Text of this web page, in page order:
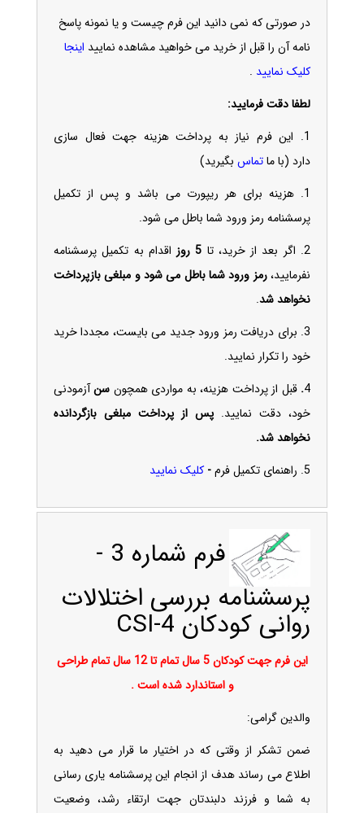
در صورتی که نمی دانید این فرم چیست و یا نمونه پاسخ
نامه آن را قبل از خرید می خواهید مشاهده نمایید اینجا
کلیک نمایید .
لطفا دقت فرمایید:
1.
این فرم نیاز به پرداخت هزینه جهت فعال سازی
دارد (با ماتماس بگیرید)
1. هزینه برای هر ریپورت می باشد و پس از تکمیل
پرسشنامه رمز ورود شما باطل می شود.
2. اگر بعد از خرید، تا
5 روز
اقدام به تکمیل پرسشنامه
نفرمایید،رمز ورود شما باطل می شود و مبلغی بازپرداخت
نخواهد شد.
3. برای دریافت رمز ورود جدید می بایست، مجددا خرید
خود را تکرار نمایید.
4
.قبل از پرداخت هزینه، به مواردی همچون سنآزمودنی
خود، دقت نمایید. پس از پرداخت مبلغی بازگردانده
نخواهد شد.
5. راهنمای تکمیل فرم- کلیک نمایید
فرم شماره 3 -
پرسشنامه بررسی اختلالات
روانی کودکان CSI-4
این فرم جهت کودکان 5 سال تمام تا 12 سال تمام طراحی
و استاندارد شده است .
والدين گرامی:
ضمن تشکر از وقتی که در اختيار ما قرار می دهيد به
اطلاع می رساند هدف از انجام اين پرسشنامه ياری رسانی
به شما و فرزند دلبندتان جهت ارتقاء رشد، وضعيت